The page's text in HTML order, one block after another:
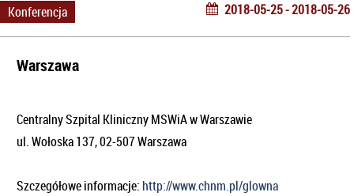
Konferencja 2018-05-25 - 2018-05-26
Warszawa
Centralny Szpital Kliniczny MSWiA w Warszawie
ul. Wołoska 137, 02-507 Warszawa
Szczegółowe informacje:http://www.chnm.pl/glowna